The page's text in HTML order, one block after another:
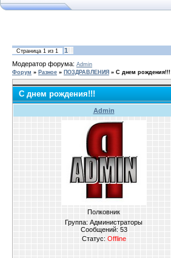
Страница 1 из 1
1
Модератор форума: Admin
Форум » Разное » ПОЗДРАВЛЕНИЯ » С днем рождения!!!
С днем рождения!!!
Admin
Полковник
Группа: Администраторы
Сообщений: 53
Статус: Offline